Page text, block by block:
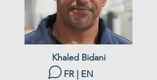
Khaled Bidani
FR | EN